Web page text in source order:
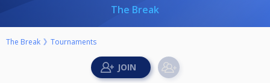
The Break
The Break Tournaments